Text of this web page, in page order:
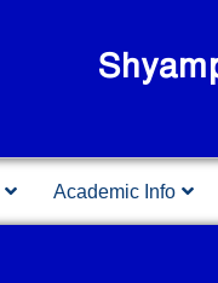
Academic Info